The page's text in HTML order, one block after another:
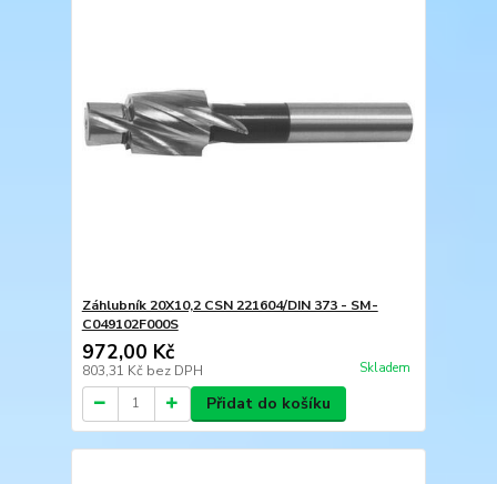
Záhlubník 20X10,2 CSN 221604/DIN 373 - SM-
C049102F000S
972,00 Kč
803,31 Kč bez DPH Skladem
Přidat do košíku